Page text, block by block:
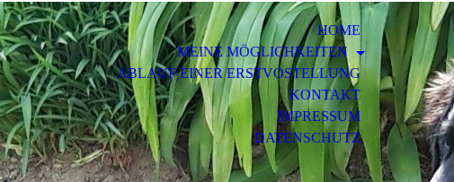
HOME
MEINE MÖGLICHKEITEN
ABLAUF EINER ERSTVOSTELLUNG
KONTAKT
IMPRESSUM
DATENSCHUTZ